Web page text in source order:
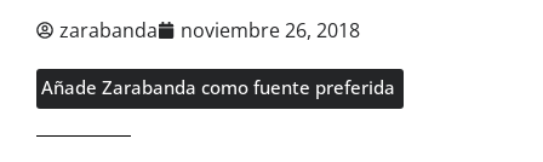
zarabanda noviembre 26, 2018
Añade Zarabanda como fuente preferida